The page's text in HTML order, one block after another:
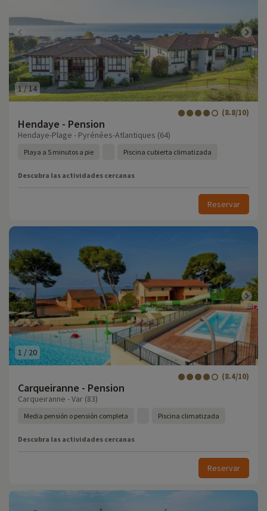
1/ 14
Hendaye - Pension
(8.8/10)
Hendaye-Plage - Pyrénées-Atlantiques (64)
Playa a 5 minutos a pie Piscina cubierta climatizada
Descubra las actividades cercanas
Reservar
1 / 20
Carqueiranne - Pension
(8.4/10)
Carqueiranne - Var (83)
Media pensión o pensión completa Piscina climatizada
Descubra las actividades cercanas
Reservar